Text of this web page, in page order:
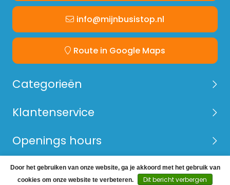
info@mijnbusistop.nl
Route in Google Maps
Categorieën
Klantenservice
Openings hours
© Copyright 2026 Mijn Bus is Top -Webshop laten
Door het gebruiken van onze website, ga je akkoord met het gebruik van
cookies om onze website te verbeteren.
Dit bericht verbergen